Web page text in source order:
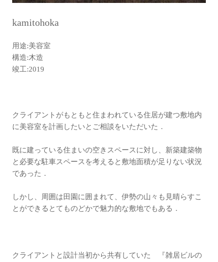
kamitohoka
用途:美容室
構造:木造
竣工:2019
クライアントがもともと住まわれている住居が建つ敷地内
に美容室を計画したいとご相談をいただいた．
既に建っている住まいの空きスペースに対し、新築建築物
と必要な駐車スペースを考えると敷地面積が足りない状況
であった．
しかし、周囲は田園に囲まれて、伊勢の山々も見晴らすこ
とができるとてものどかで魅力的な敷地でもある．
クライアントと設計当初から共有していた 『雑居ビルの